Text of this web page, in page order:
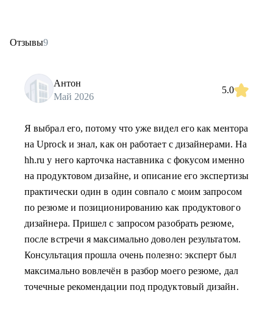
Отзывы9
Антон
Май 2026
5.0
Я выбрал его, потому что уже видел его как ментора
на Uprock и знал, как он работает с дизайнерами. На
hh.ru у него карточка наставника с фокусом именно
на продуктовом дизайне, и описание его экспертизы
практически один в один совпало с моим запросом
по резюме и позиционированию как продуктового
дизайнера. Пришел с запросом разобрать резюме,
после встречи я максимально доволен результатом.
Консультация прошла очень полезно: эксперт был
максимально вовлечён в разбор моего резюме, дал
точечные рекомендации под продуктовый дизайн.